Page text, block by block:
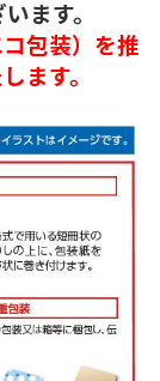
ます。
包装）を推
ます。